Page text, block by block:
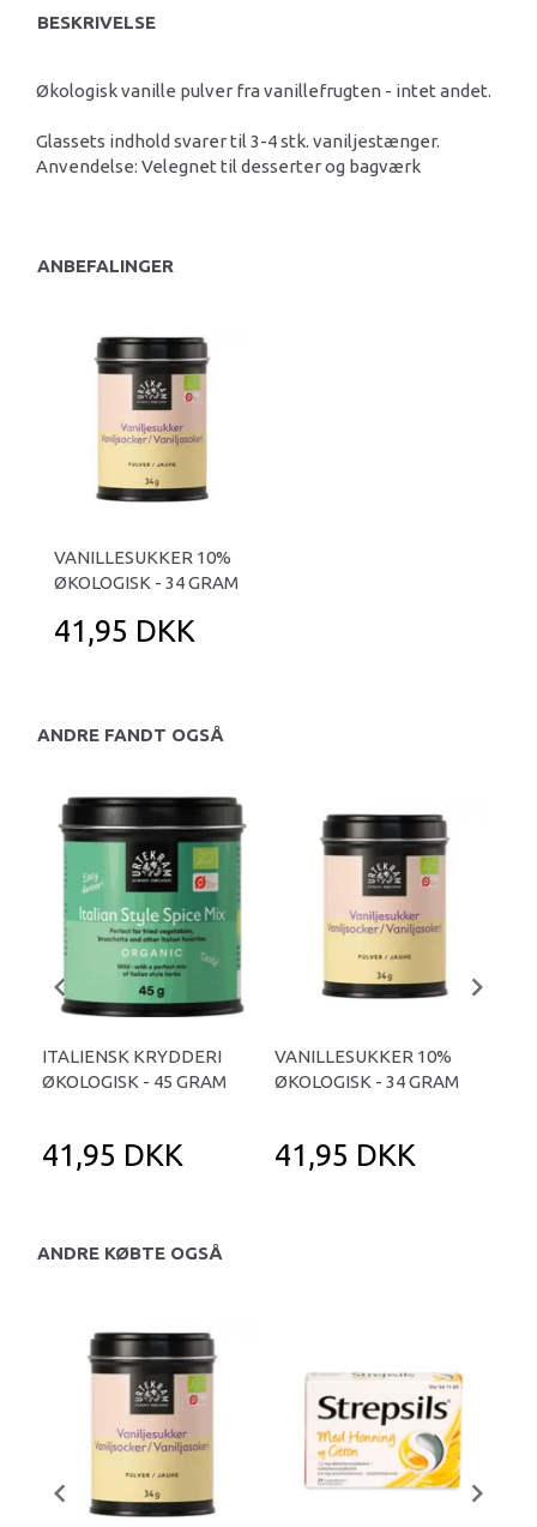
BESKRIVELSE
Økologisk vanille pulver fra vanillefrugten - intet andet.
Glassets indhold svarer til 3-4 stk. vaniljestænger.
Anvendelse: Velegnet til desserter og bagværk
ANBEFALINGER
VANILLESUKKER 10%
ØKOLOGISK - 34 GRAM
41,95 DKK
ANDRE FANDT OGSÅ
ITALIENSK KRYDDERI
ØKOLOGISK - 45 GRAM
41,95 DKK
VANILLESUKKER 10%
ØKOLOGISK - 34 GRAM
41,95 DKK
ANDRE KØBTE OGSÅ